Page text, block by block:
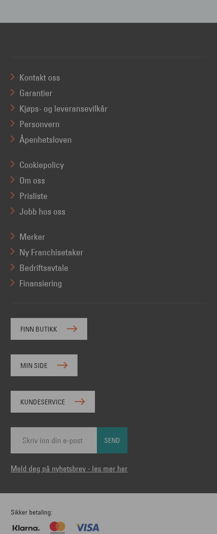
Kontakt oss
Garantier
Kjøps- og leveransevilkår
Personvern
Åpenhetsloven
Cookiepolicy
Om oss
Prisliste
Jobb hos oss
Merker
Ny Franchisetaker
Bedriftsavtale
Finansiering
FINN BUTIKK
MIN SIDE
KUNDESERVICE
SEND
Meld deg på nyhetsbrev - les mer her
Sikker betaling